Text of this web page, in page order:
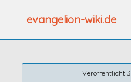
evangelion-wiki.de
Veröffentlicht